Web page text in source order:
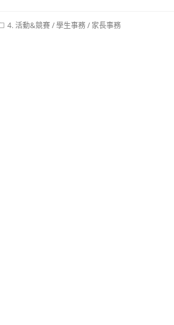
4. 活動&競賽/學生事務/ 家長事務